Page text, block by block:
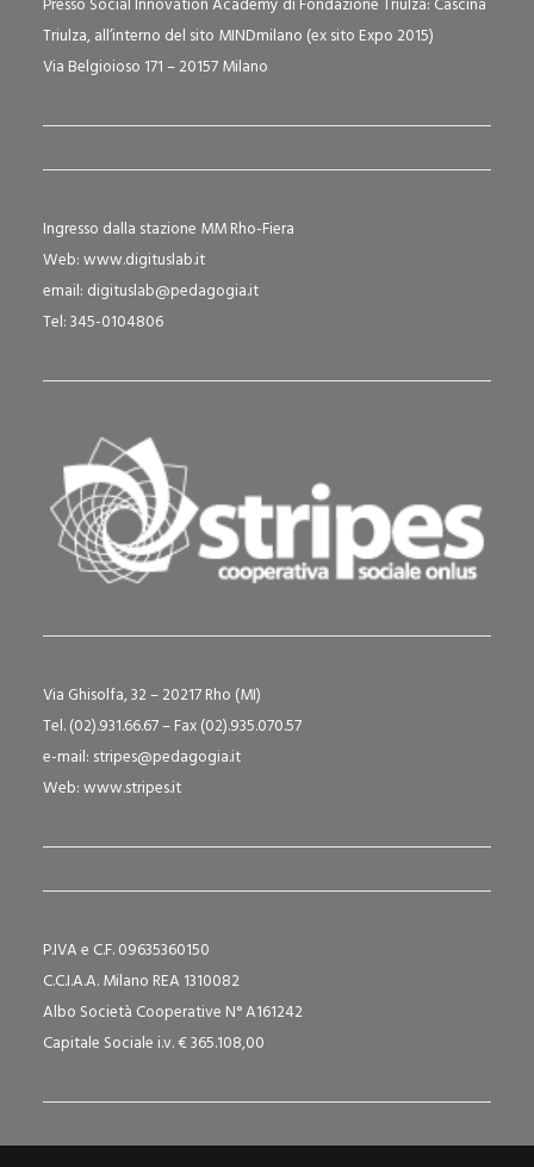
Presso Social Innovation Academy di Fondazione Triulza: Cascina
Triulza, all’interno del sito MINDmilano (ex sito Expo 2015)
Via Belgioioso 171 – 20157 Milano
Ingresso dalla stazione MM Rho-Fiera
Web:www.digituslab.it
email: digituslab@pedagogia.it
Tel: 345-0104806
Via Ghisolfa, 32 – 20217 Rho (MI)
Tel. (02).931.66.67 – Fax (02).935.070.57
e-mail: stripes@pedagogia.it
Web:www.stripes.it
P.IVA e C.F. 09635360150
C.C.I.A.A. Milano REA 1310082
Albo Società Cooperative N° A161242
Capitale Sociale i.v. € 365.108,00